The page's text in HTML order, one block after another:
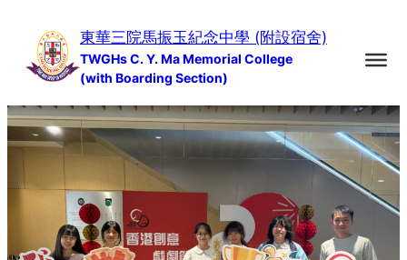
content
東華三院馬振玉紀念中學 (附設宿舍)
TWGHs C. Y. Ma Memorial College
(with Boarding Section)